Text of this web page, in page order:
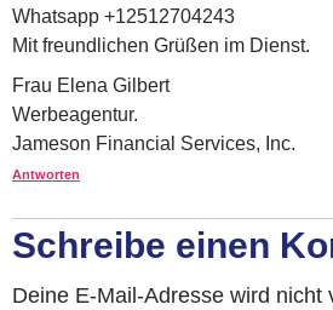
Whatsapp +12512704243
Mit freundlichen Grüßen im Dienst.
Frau Elena Gilbert
Werbeagentur.
Jameson Financial Services, Inc.
Antworten
Schreibe einen
Deine E-Mail-Adresse wird nicht